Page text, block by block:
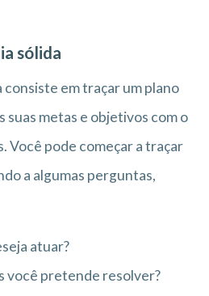
sólida
em traçar um plano
suas metas e objetivos com o
Você pode começar a traçar
a algumas perguntas,
atuar?
você pretende resolver?